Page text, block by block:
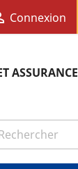
Connexion
ASSURANCE